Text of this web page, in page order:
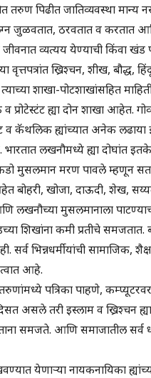
तरुण पिढीत जातिव्यवस्था
जुळवतात, ठरवतात व करतात
जीवनात व्यत्यय येण्याची किंवा
वृत्तपत्रांत ख्रिश्चन, शीख,
त्याच्या शाखा-पोटशाखांसहित
प्रोटेस्टंट ह्या दोन शाखा आहेत.
व कॅथलिक ह्यांच्यात अनेक लढाया
लखनौमध्ये ह्या दोघांत
मुसलमान मरण पावले म्हणून
बोहरी, खोजा, दाऊदी, शेख,
लखनौच्या मुसलमानाला
शिखांना कमी प्रतीचे समजतात.
सर्व भिन्नधर्मीयांची
आहे.
पत्रिका पाहणे,
असले तरी इस्लाम व ख्रिश्चन
समजते. आणि समाजातील सर्व
येणाऱ्या नायकनायिका